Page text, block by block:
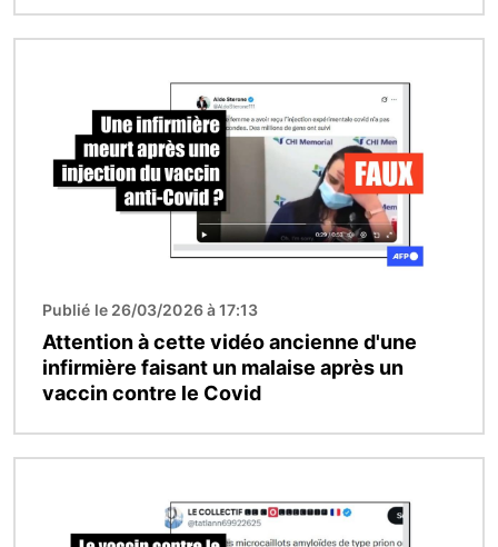
Publié le 26/03/2026 à 17:13
Attention à cette vidéo ancienne d'une
infirmière faisant un malaise après un
vaccin contre le Covid